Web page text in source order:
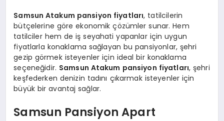
Samsun Atakum pansiyon fiyatları, tatilcilerin
bütçelerine göre ekonomik çözümler sunar. Hem
tatilciler hem de iş seyahati yapanlar için uygun
fiyatlarla konaklama sağlayan bu pansiyonlar, şehri
gezip görmek isteyenler için ideal bir konaklama
seçeneğidir. Samsun Atakum pansiyon fiyatları, şehri
keşfederken denizin tadını çıkarmak isteyenler için
büyük bir avantaj sağlar.
Samsun Pansiyon Apart